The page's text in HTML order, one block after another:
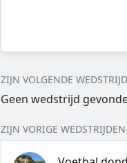
ZIJN VOLGENDE
Geen wedstrijd
ZIJN VORIGE WEDSTRIJDEN